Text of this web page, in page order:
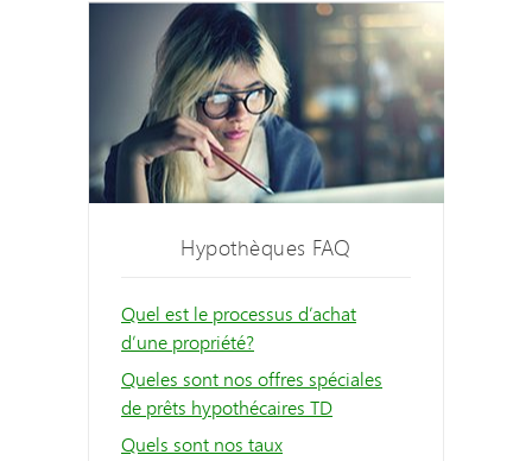
Hypothèques FAQ
Quel est le processus d’achat
d’une propriété?
Queles sont nos offres spéciales
de prêts hypothécaires TD
Quels sont nos taux